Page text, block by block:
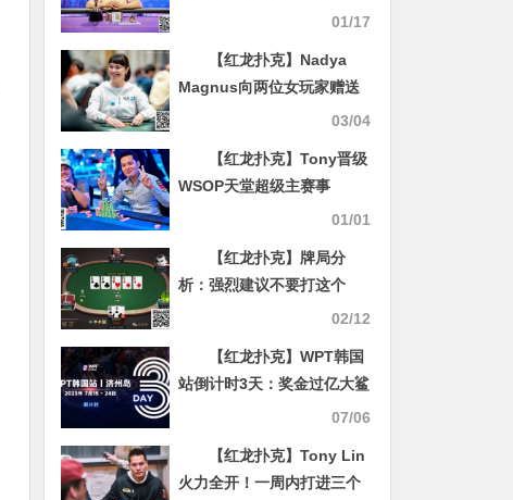
01/17
【红龙扑克】Nadya
Magnus向两位女玩家赠送
WSOP主赛席位 标志性的拉
将于4月关闭
03/04
【红龙扑克】Tony晋级
WSOP天堂超级主赛事
Day3，丹牛止步170名，01/01
【红龙扑克】牌局分
析：强烈建议不要打这个
02/12
【红龙扑克】WPT韩国
站倒计时3天：奖金过亿大鲨
鱼Steve O’Dwyer确认出席
07/06
【红龙扑克】Tony Lin
火力全开！一周内打进三个